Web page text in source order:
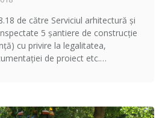
de către Serviciul arhitectură și
5 șantiere de construcție
cu privire la legalitatea,
de proiect etc.…